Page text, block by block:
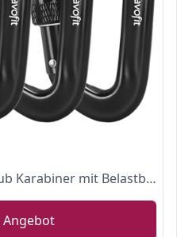
Favofit Superstarke Schraub Karabiner mit Belastbarkeit bis 1200KG, 4 Stück, Klein Karabinerhaken für Schlüsselanhänger Rucksack Hängematte Luftyoga Haustier usw, Schwarz
Angebot